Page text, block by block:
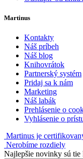
Martinus
Kontakty
Náš príbeh
Náš blog
Knihovrátok
Partnerský systém
Pridaj sa k nám
Marketing
Náš labák
Prehlásenie o
Vyhlásenie o
Martinus je
Nerobíme rozdiely
Najlepšie novinky sú